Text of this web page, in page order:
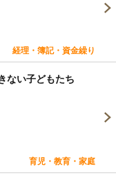
経理・簿記・資金繰り
ない子どもたち
育児・教育・家庭